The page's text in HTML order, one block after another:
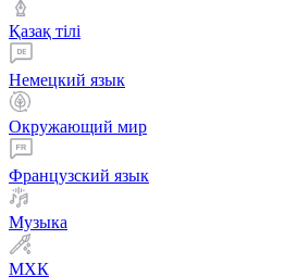
Қазақ тiлi
Немецкий язык
Окружающий мир
Французский язык
Музыка
МХК